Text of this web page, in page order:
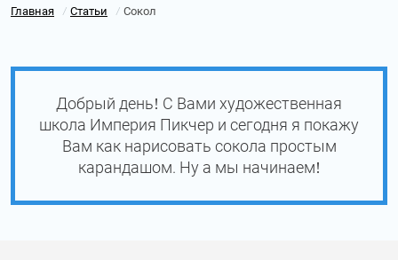
Главная / Статьи / Сокол
Добрый день! С Вами художественная
школа Империя Пикчер и сегодня я покажу
Вам как нарисовать сокола простым
карандашом. Ну а мы начинаем!